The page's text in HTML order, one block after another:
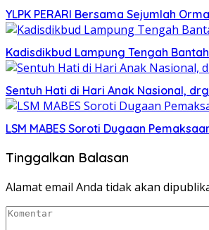
YLPK PERARI Bersama Sejumlah
Kadisdikbud Lampung Tengah
Sentuh Hati di Hari Anak Nasional,
LSM MABES Soroti Dugaan
Tinggalkan Balasan
Alamat email Anda tidak akan